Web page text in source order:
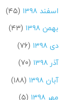
اسفند ۱۳۹۸
(۴۵)
بهمن ۱۳۹۸
(۴۳)
دی ۱۳۹۸
(۷۶)
آذر ۱۳۹۸
(۷۰)
آبان ۱۳۹۸
(۱۸۸)
مهر ۱۳۹۸
(۵)